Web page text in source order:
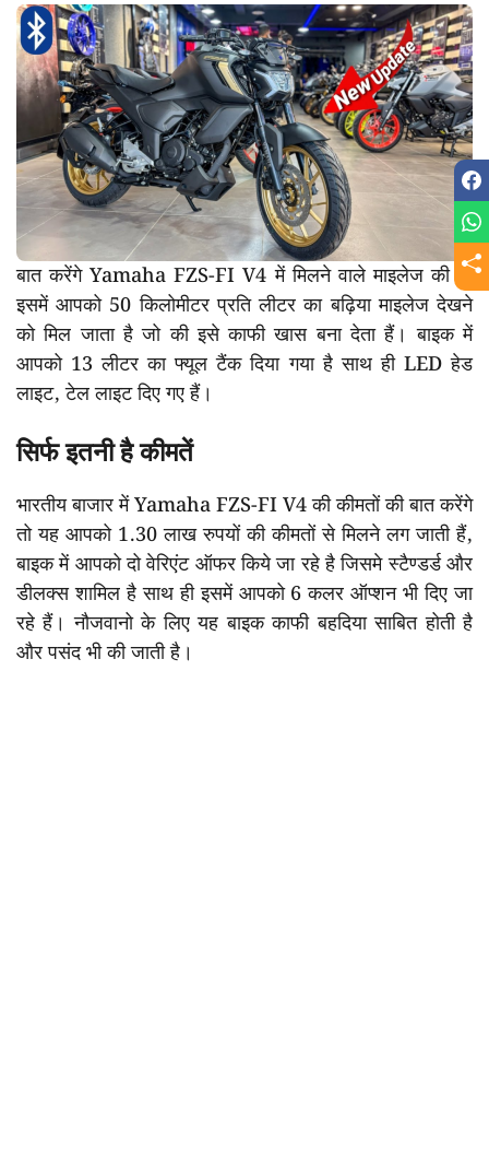
बात करेंगे Yamaha FZS-FI V4 में मिलने वाले माइलेज की तो
इसमें आपको 50 किलोमीटर प्रति लीटर का बढ़िया माइलेज देखने
को मिल जाता है जो की इसे काफी खास बना देता हैं। बाइक में
आपको 13 लीटर का फ्यूल टैंक दिया गया है साथ ही LED हेड
लाइट, टेल लाइट दिए गए हैं।
सिर्फ इतनी है कीमतें
भारतीय बाजार में Yamaha FZS-FI V4 की कीमतों की बात करेंगे
तो यह आपको 1.30 लाख रुपयों की कीमतों से मिलने लग जाती हैं,
बाइक में आपको दो वेरिएंट ऑफर किये जा रहे है जिसमे स्टैण्डर्ड और
डीलक्स शामिल है साथ ही इसमें आपको 6 कलर ऑप्शन भी दिए जा
रहे हैं। नौजवानो के लिए यह बाइक काफी बहदिया साबित होती है
और पसंद भी की जाती है।